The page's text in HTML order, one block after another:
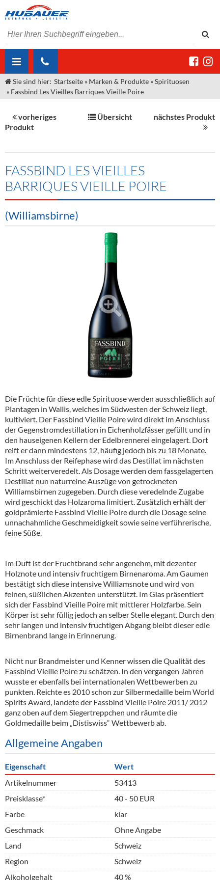
ÜBER UNS
Unser Liefergebiet
Kontakt
Angebote Gastronomie & Großhandel
Neuigkeiten
Termine
MARKEN & PRODUKTE
Sirup
Spirituosen
Alkoholfreie Getränke
Hygieneartikel & Desinfektion
Kommisionskauf & Lieferbedingungen
Fremddienstleistungen
Sie sind hier: Startseite » Marken & Produkte »Spirituosen
» Fassbind Les Vieilles Barriques Vieille Poire
vorheriges
Produkt
Übersicht nächstes Produkt
FASSBIND LES VIEILLES
BARRIQUES VIEILLE POIRE
(Williamsbirne)
Die Früchte für diese edle Spirituose werden ausschließlich auf
Plantagen in Wallis, welches im Südwesten der Schweiz liegt,
kultiviert. Der Fassbind Vieille Poire wird direkt im Anschluss
der Gegenstromdestillation in Eichenholzfässer gefüllt und in
den hauseigenen Kellern der Edelbrennerei eingelagert. Dort
reift er dann mindestens 12, häufig jedoch bis zu 18 Monate.
Im Anschluss der Reifephase wird das Destillat im nächsten
Schritt weiterveredelt. Als Dosage werden dem fassgelagerten
Destillat nun naturreine Auszüge von getrockneten
Williamsbirnen zugegeben. Durch diese veredelnde Zugabe
wird geschickt das Holzaroma limitiert. Zusätzlich erhält der
goldprämierte Fassbind Vieille Poire durch die Dosage seine
unnachahmliche Geschmeidigkeit sowie seine verführerische,
feine Süße.
Im Duft ist der Fruchtbrand sehr angenehm, mit dezenter
Holznote und intensiv fruchtigem Birnenaroma. Am Gaumen
bestätigt sich diese intensive Williamsnote und wird von
feinen, süßlichen Akzenten unterstützt. Im Glas präsentiert
sich der Fassbind Vieille Poire mit mittlerer Holzfarbe. Sein
Körper ist sehr füllig jedoch an selber Stelle elegant. Durch den
sehr langen und intensiv fruchtigen Abgang bleibt dieser edle
Birnenbrand lange in Erinnerung.
Nicht nur Brandmeister und Kenner wissen die Qualität des
Fassbind Vieille Poire zu schätzen. In den vergangen Jahren
wusste er ebenfalls bei internationalen Wettbewerben zu
punkten. Reichte es 2010 schon zur Silbermedaille beim World
Spirits Award, landete der Fassbind Vieille Poire 2011/ 2012
ganz oben auf dem Siegertreppchen und räumte die
Goldmedaille beim „Distiswiss“ Wettbewerb ab.
Allgemeine Angaben
Eigenschaft
Wert
Artikelnummer
53413
Preisklasse*
40 - 50 EUR
Farbe
klar
Geschmack
Ohne Angabe
Land
Schweiz
Region
Schweiz
Alkoholgehalt
40 %